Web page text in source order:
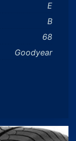
E
B
68
Goodyear